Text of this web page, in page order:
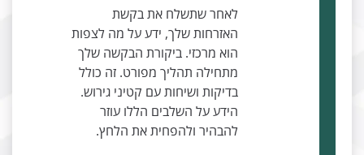
לאחר שתשלח את בקשת
האזרחות שלך, ידע על מה לצפות
הוא מרכזי. ביקורת הבקשה שלך
מתחילה תהליך מפורט. זה כולל
בדיקות ושיחות עם קטיני גירוש.
הידע על השלבים הללו עוזר
להבהיר ולהפחית את הלחץ.